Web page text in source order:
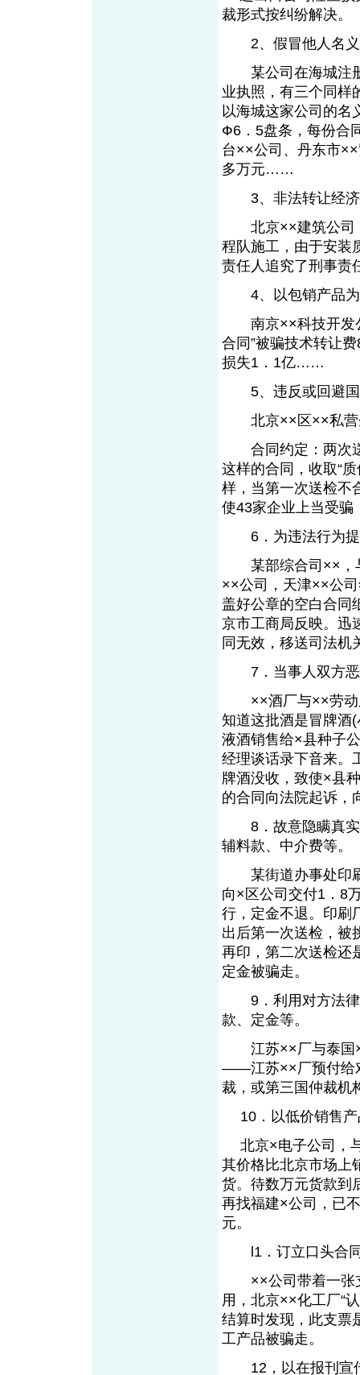
裁形式按纠纷解决。
2、假冒他人名义
某公司在海城注册
业执照，有三个同样
以海城这家公司的名
Ф6．5盘条，每份合
台××公司、丹东市
多万元……
3、非法转让经济
北京××建筑公司，
程队施工，由于安装
责任人追究了刑事责
4、以包销产品为
南京××科技开发公
合同”被骗技术转让
损失1．1亿……
5、违反或回避国
北京××区××私营
合同约定：两次送
这样的合同，收取“
样，当第一次送检不
使43家企业上当受
6．为违法行为提
某部综合司××，与
××公司，天津××公
盖好公章的空白合同
京市工商局反映。迅
同无效，移送司法机
7．当事人双方恶
××酒厂与××劳动服
知道这批酒是冒牌酒
液酒销售给×县种子
经理谈话录下音来。
牌酒没收，致使×县
的合同向法院起诉，
8．故意隐瞒真实
辅料款、中介费等。
某街道办事处印刷
向×区公司交付1．8
行，定金不退。印刷
出后第一次送检，被
再印，第二次送检还
定金被骗走。
9．利用对方法律
款、定金等。
江苏××厂与泰国
——江苏××厂预付给
裁，或第三国仲裁
10．以低价销售
北京×电子公司，
其价格比北京市场上
货。待数万元货款到
再找福建×公司，已
元。
l1．订立口头合同
××公司带着一张支
用，北京××化工厂“
结算时发现，此支票
工产品被骗走。
12，以在报刊宣传